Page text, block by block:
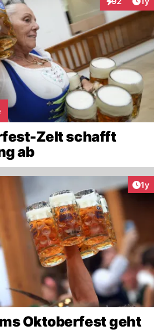
Zelt schafft
ab
1y
Oktoberfest geht